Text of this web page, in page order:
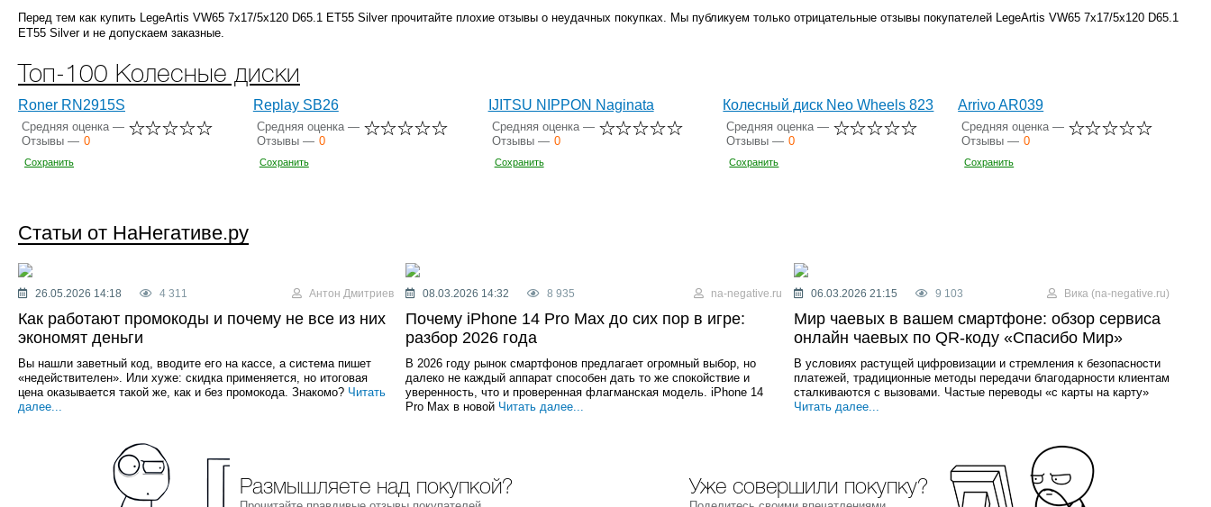
Перед тем как купить LegeArtis VW65 7x17/5x120 D65.1 ET55 Silver прочитайте плохие отзывы о неудачных покупках. Мы публикуем только отрицательные отзывы покупателей LegeArtis VW65 7x17/5x120 D65.1
ET55 Silver и не допускаем заказные.
Топ-100 Колесные диски
Roner RN2915S
Средняя оценка —
Отзывы — 0
Сохранить
Replay SB26
Средняя оценка —
Отзывы — 0
Сохранить
IJITSU NIPPON Naginata
Средняя оценка —
Отзывы — 0
Сохранить
Колесный диск Neo Wheels 823
Средняя оценка —
Отзывы — 0
Сохранить
Arrivo AR039
Средняя оценка —
Отзывы — 0
Сохранить
Статьи от НаНегативе.ру
26.05.2026 14:18 4 311 Антон Дмитриев
Как работают промокоды и почему не все из них
экономят деньги
Вы нашли заветный код, вводите его на кассе, а система пишет
«недействителен». Или хуже: скидка применяется, но итоговая
цена оказывается такой же, как и без промокода. Знакомо? Читать
далее...
08.03.2026 14:32 8 935 na-negative.ru
Почему iPhone 14 Pro Max до сих пор в игре:
разбор 2026 года
В 2026 году рынок смартфонов предлагает огромный выбор, но
далеко не каждый аппарат способен дать то же спокойствие и
уверенность, что и проверенная флагманская модель. iPhone 14
Pro Max в новой Читать далее...
06.03.2026 21:15 9 103 Вика (na-negative.ru)
Мир чаевых в вашем смартфоне: обзор сервиса
онлайн чаевых по QR-коду «Спасибо Мир»
В условиях растущей цифровизации и стремления к безопасности
платежей, традиционные методы передачи благодарности клиентам
сталкиваются с вызовами. Частые переводы «с карты на карту»
Читать далее...
Размышляете над покупкой? Уже совершили покупку?